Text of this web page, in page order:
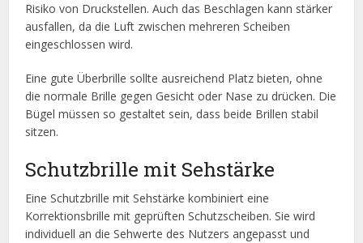
Risiko von Druckstellen. Auch das Beschlagen kann stärker
ausfallen, da die Luft zwischen mehreren Scheiben
eingeschlossen wird.
Eine gute Überbrille sollte ausreichend Platz bieten, ohne
die normale Brille gegen Gesicht oder Nase zu drücken. Die
Bügel müssen so gestaltet sein, dass beide Brillen stabil
sitzen.
Schutzbrille mit Sehstärke
Eine Schutzbrille mit Sehstärke kombiniert eine
Korrektionsbrille mit geprüften Schutzscheiben. Sie wird
individuell an die Sehwerte des Nutzers angepasst und